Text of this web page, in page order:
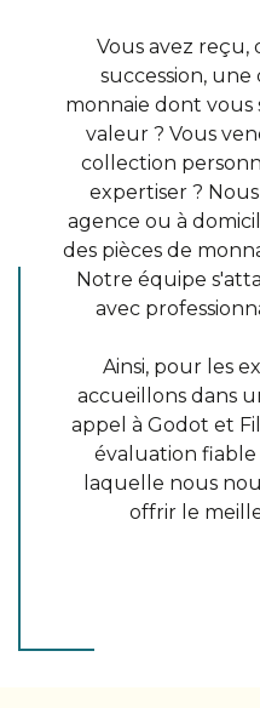
Vous avez reçu,
succession,
monnaie dont vous
valeur ? Vous
collection
expertiser ?
agence ou à
des pièces de
Notre équipe
avec
Ainsi, pour les
accueillons dans
appel à Godot et
évaluation fiable
laquelle nous
offrir le